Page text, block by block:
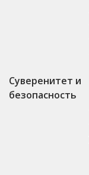
Суверенитет и
безопасность